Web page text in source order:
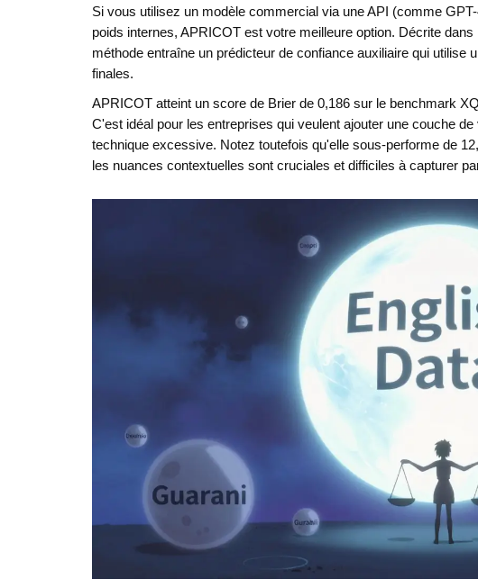
Si vous utilisez un modèle commercial via une API (comme
poids internes, APRICOT est votre meilleure option. Décrite
méthode entraîne un prédicteur de confiance auxiliaire qui utilise
finales.
APRICOT atteint un score de Brier de 0,186 sur le benchmark
C'est idéal pour les entreprises qui veulent ajouter une couche
technique excessive. Notez toutefois qu'elle sous-performe de
les nuances contextuelles sont cruciales et difficiles à capturer